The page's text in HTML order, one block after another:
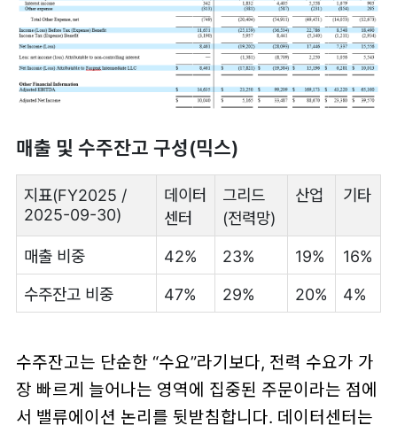
매출 및 수주잔고 구성(믹스)
지표(FY2025 /
2025-09-30)
데이터
센터
그리드
(전력망)
산업 기타
매출 비중 42% 23% 19% 16%
수주잔고 비중 47% 29% 20% 4%
수주잔고는 단순한 “수요”라기보다, 전력 수요가 가
장 빠르게 늘어나는 영역에 집중된 주문이라는 점에
서 밸류에이션 논리를 뒷받침합니다. 데이터센터는